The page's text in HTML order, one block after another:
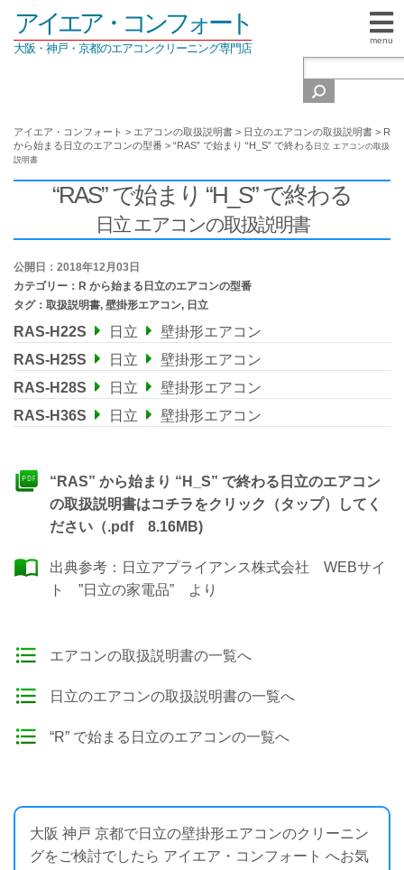
menu
アイエア・コンフォート
大阪・神戸・京都のエアコンクリーニング専門店
アイエア・コンフォート > エアコンの取扱説明書 > 日立のエアコンの取扱説明書 > R
から始まる日立のエアコンの型番 > “RAS” で始まり “H_S” で終わる 日立 エアコンの取扱
説明書
“RAS” で始まり “H_S” で終わる
日立 エアコンの取扱説明書
公開日：2018年12月03日
カテゴリー： R から始まる日立のエアコンの型番
タグ： 取扱説明書, 壁掛形エアコン, 日立
RAS-H22S 日立
壁掛形エアコン
RAS-H25S
日立
壁掛形エアコン
RAS-H28S
日立
壁掛形エアコン
RAS-H36S
日立 壁掛形エアコン
“RAS” から始まり “H_S” で終わる日立のエアコン
の取扱説明書はコチラをクリック（タップ）してく
ださい（.pdf 8.16MB)
出典参考： 日立アプライアンス株式会社 WEBサイ
ト ”日立の家電品” より
エアコンの取扱説明書の一覧へ
日立のエアコンの取扱説明書の一覧へ
“R” で始まる日立のエアコンの一覧へ
大阪 神戸 京都で日立の壁掛形エアコンのクリーニン
グをご検討でしたら アイエア・コンフォート へお気